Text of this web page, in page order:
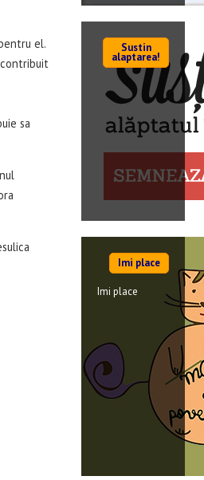
el.
sa
Sustin
alaptarea!
Imi place
Imi place